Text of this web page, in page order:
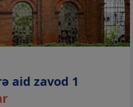
aid zavod 1